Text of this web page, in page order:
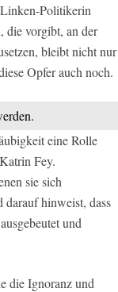
Politikerin
die vorgibt, an der
bleibt nicht nur
Opfer auch noch.
eine Rolle
Fey.
sie sich
hinweist, dass
und
die Ignoranz und